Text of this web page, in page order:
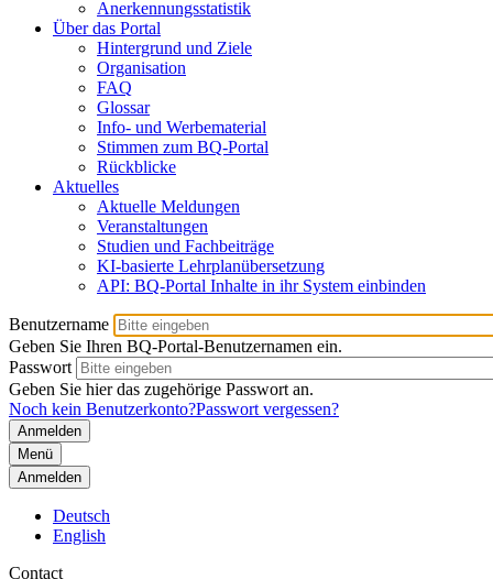
Anerkennungsstatistik
Über das Portal
Hintergrund und Ziele
Organisation
FAQ
Glossar
Info- und Werbematerial
Stimmen zum BQ-Portal
Rückblicke
Aktuelles
Aktuelle Meldungen
Veranstaltungen
Studien und Fachbeiträge
KI-basierte Lehrplanübersetzung
API: BQ-Portal Inhalte in ihr System einbinden
Benutzername
Geben Sie Ihren BQ-Portal-Benutzernamen ein.
Passwort
Geben Sie hier das zugehörige Passwort an.
Noch kein Benutzerkonto?Passwort vergessen?
Menü
Anmelden
Deutsch
English
Contact